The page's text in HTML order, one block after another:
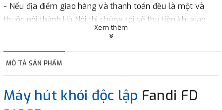
- Nếu địa điểm giao hàng và thanh toán đều là một và
thuộc nội thành Hà Nội thì chúng tôi sẽ thu tiền khi giao
hàng hoặc khách hàng đặt tiền trước một phần giá trị đơn
2. Thanh toán trực tiếp tại :
-Showroom Thanh HươngĐịa chỉ : 23 phố Cát Linh,
Xem thêm
MÔ TẢ SẢN PHẨM
Máy hút khói độc lập Fandi FD